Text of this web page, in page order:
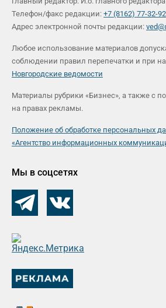
Телефон/факс редакции: +7 (8162) 77-32-92
Адрес электронной почты редакции:
Любое использование материалов
соблюдении правил перепечатки и при
Новгородские ведомости
Материалы рубрики «Бизнес», а также с
на правах рекламы.
Положение об обработке персональных
«Агентство информационных
Мы в соцсетях